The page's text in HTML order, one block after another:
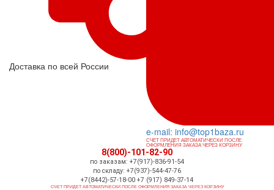
Доставка по всей России
e-mail: info@top1baza.ru
СЧЕТ ПРИДЕТ АВТОМАТИЧЕСКИ ПОСЛЕ
ОФОРМЛЕНИЯ ЗАКАЗА ЧЕРЕЗ КОРЗИНУ
8(800)-101-82-90
по заказам: +7(917)-836-91-54
по складу: +7(937)-544-47-76
+7(8442)-57-18-00 +7 (917) 849-37-14
СЧЕТ ПРИДЕТ АВТОМАТИЧЕСКИ ПОСЛЕ ОФОРМЛЕНИЯ ЗАКАЗА ЧЕРЕЗ КОРЗИНУ